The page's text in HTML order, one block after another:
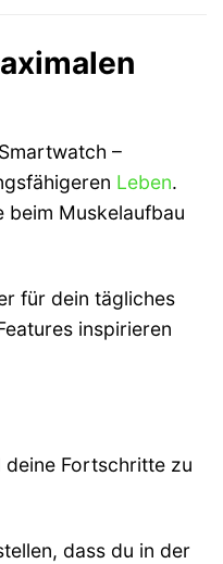
–
Leben.
beim Muskelaufbau
für dein tägliches
inspirieren
deine Fortschritte zu
dass du in der